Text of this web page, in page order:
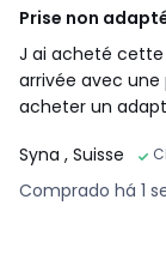
Prise non
J ai acheté cette
arrivée avec une
acheter un
Syna , Suisse
Comprado há 1